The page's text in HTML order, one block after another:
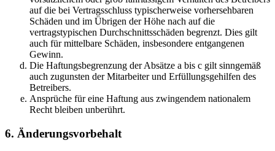
auf die bei Vertragsschluss typischerweise vorhersehbaren
Schäden und im Übrigen der Höhe nach auf die
vertragstypischen Durchschnittsschäden begrenzt. Dies gilt
auch für mittelbare Schäden, insbesondere entgangenen
Gewinn.
Die Haftungsbegrenzung der Absätze a bis c gilt sinngemäß
auch zugunsten der Mitarbeiter und Erfüllungsgehilfen des
Betreibers.
Ansprüche für eine Haftung aus zwingendem nationalem
Recht bleiben unberührt.
6. Änderungsvorbehalt